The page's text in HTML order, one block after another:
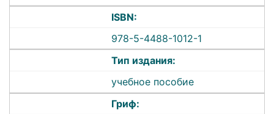
ISBN:
978-5-4488-1012-1
Тип издания:
учебное пособие
Гриф: